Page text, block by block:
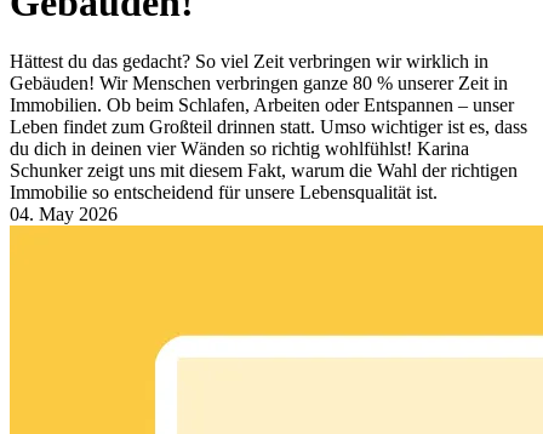
Hättest du das gedacht? So viel Zeit verbringen wir wirklich in
Gebäuden! Wir Menschen verbringen ganze 80 % unserer Zeit in
Immobilien. Ob beim Schlafen, Arbeiten oder Entspannen – unser
Leben findet zum Großteil drinnen statt. Umso wichtiger ist es, dass
du dich in deinen vier Wänden so richtig wohlfühlst! Karina
Schunker zeigt uns mit diesem Fakt, warum die Wahl der richtigen
Immobilie so entscheidend für unsere Lebensqualität ist.
04. May 2026